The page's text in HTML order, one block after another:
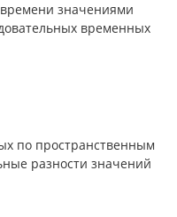
значениями
временных
по пространственным
разности значений